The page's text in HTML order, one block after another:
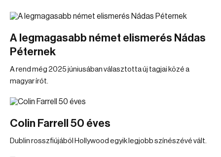
A legmagasabb német elismerés Nádas
Péternek
A rend még 2025 júniusában választotta új tagjai közé a
magyar írót.
Colin Farrell 50 éves
Dublin rosszfiújából Hollywood egyik legjobb színészévé vált.